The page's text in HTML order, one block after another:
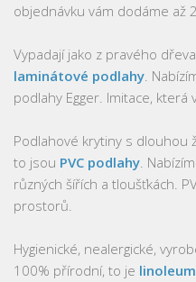
objednávku vám dodáme až
Vypadají jako z pravého
laminátové podlahy .
podlahy Egger. Imitace, která
Podlahové krytiny s dlouhou
to jsou PVC podlahy .
různých šířích a tloušťkách.
prostorů.
Hygienické, nealergické,
100% přírodní, to je linoleum